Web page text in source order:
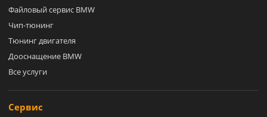
Файловый сервис BMW
Чип-тюнинг
Тюнинг двигателя
Дооснащение BMW
Все услуги
Сервис